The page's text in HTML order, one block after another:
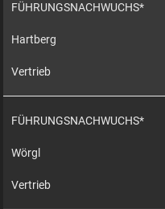
FÜHRUNGSNACHWUCHS*
Hartberg
Vertrieb
FÜHRUNGSNACHWUCHS*
Wörgl
Vertrieb